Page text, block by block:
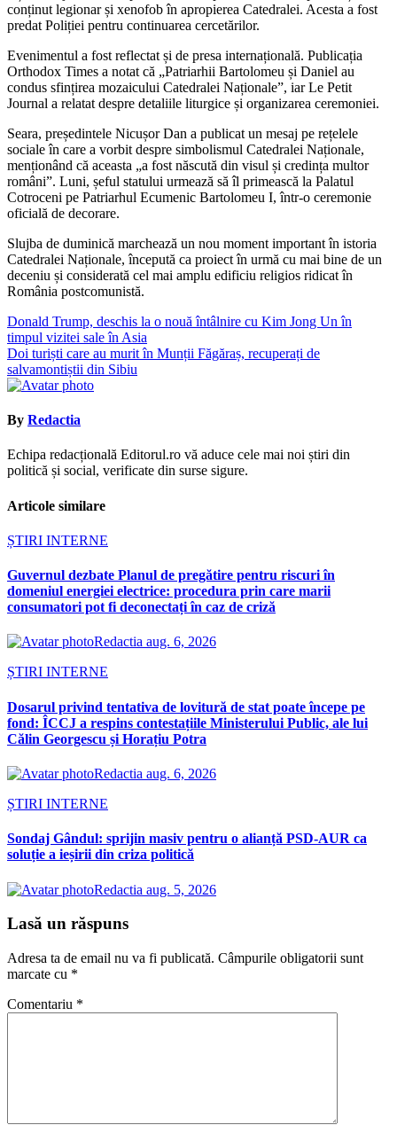
conținut legionar și xenofob în apropierea Catedralei. Acesta a fost
predat Poliției pentru continuarea cercetărilor.
Evenimentul a fost reflectat și de presa internațională. Publicația
Orthodox Times a notat că „Patriarhii Bartolomeu și Daniel au
condus sfințirea mozaicului Catedralei Naționale”, iar Le Petit
Journal a relatat despre detaliile liturgice și organizarea ceremoniei.
Seara, președintele Nicușor Dan a publicat un mesaj pe rețelele
sociale în care a vorbit despre simbolismul Catedralei Naționale,
menționând că aceasta „a fost născută din visul și credința multor
români”. Luni, șeful statului urmează să îl primească la Palatul
Cotroceni pe Patriarhul Ecumenic Bartolomeu I, într-o ceremonie
oficială de decorare.
Slujba de duminică marchează un nou moment important în istoria
Catedralei Naționale, începută ca proiect în urmă cu mai bine de un
deceniu și considerată cel mai amplu edificiu religios ridicat în
România postcomunistă.
Navigare
în
articole
Donald Trump, deschis la o nouă întâlnire cu Kim Jong Un în
timpul vizitei sale în Asia
Doi turiști care au murit în Munții Făgăraș, recuperați de
salvamontiștii din Sibiu
By Redactia
Echipa redacțională Editorul.ro vă aduce cele mai noi știri din
politică și social, verificate din surse sigure.
Articole similare
ȘTIRI INTERNE
Guvernul dezbate Planul de pregătire pentru riscuri în
domeniul energiei electrice: procedura prin care marii
consumatori pot fi deconectați în caz de criză
Redactia aug. 6, 2026
ȘTIRI INTERNE
Dosarul privind tentativa de lovitură de stat poate începe pe
fond: ÎCCJ a respins contestațiile Ministerului Public, ale lui
Călin Georgescu și Horațiu Potra
Redactia aug. 6, 2026
ȘTIRI INTERNE
Sondaj Gândul: sprijin masiv pentru o alianță PSD-AUR ca
soluție a ieșirii din criza politică
Redactia aug. 5, 2026
Lasă un răspuns
Adresa ta de email nu va fi publicată. Câmpurile obligatorii sunt
marcate cu *
Comentariu *